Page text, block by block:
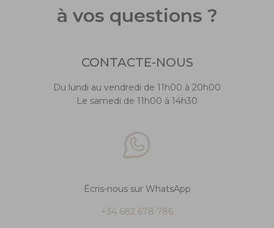
à vos questions ?
CONTACTE-NOUS
Du lundi au vendredi de 11h00 à 20h00
Le samedi de 11h00 à 14h30
Écris-nous sur WhatsApp
+34 682 678 786